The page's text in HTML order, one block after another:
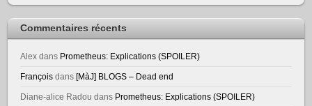
Commentaires récents
Alex dans Prometheus: Explications (SPOILER)
François dans[MàJ] BLOGS – Dead end
Diane-alice Radou dans Prometheus: Explications (SPOILER)